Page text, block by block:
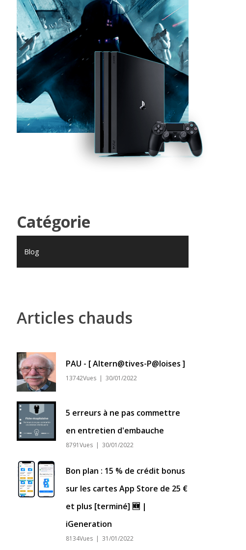
Catégorie
Blog
Articles chauds
PAU - [ Altern@tives-P@loises ]
13742Vues | 30/01/2022
5 erreurs à ne pas commettre
en entretien d'embauche
8791Vues | 30/01/2022
Bon plan : 15 % de crédit bonus
sur les cartes App Store de 25 €
et plus [terminé] 🆕 |
iGeneration
8134Vues | 31/01/2022